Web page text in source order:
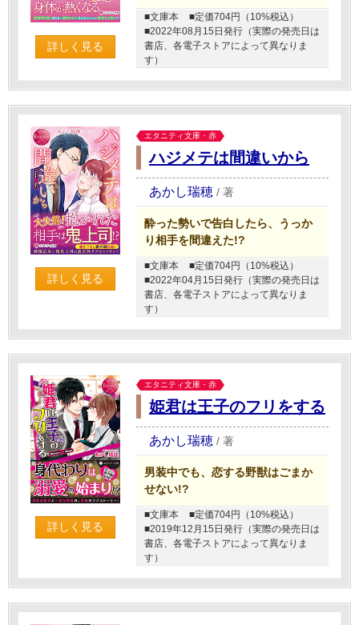
詳しく見る
■文庫本
■定価704円（10%税込）
■2022年08月15日発行（実際の発売日は
書店、各電子ストアによって異なりま
す）
詳しく見る
エタニティ文庫・赤
ハジメテは間違いから
あかし瑞穂 / 著
酔った勢いで告白したら、うっか
り相手を間違えた!?
■文庫本
■定価704円（10%税込）
■2022年04月15日発行（実際の発売日は
書店、各電子ストアによって異なりま
す）
詳しく見る
エタニティ文庫・赤
姫君は王子のフリをする
あかし瑞穂 / 著
男装中でも、恋する野獣はごまか
せない!?
■文庫本
■定価704円（10%税込）
■2019年12月15日発行（実際の発売日は
書店、各電子ストアによって異なりま
す）